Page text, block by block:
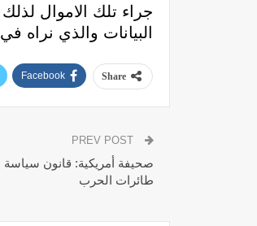
جراء تلك الاموال
البيانات والذي
Share
Facebook
صحيفة أمريكية: قانون سياسة
طائرات الحرب